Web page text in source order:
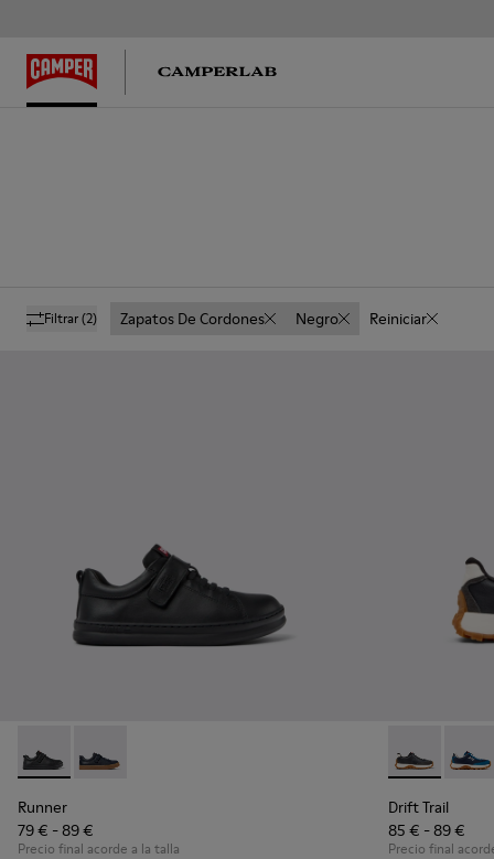
Filtrar(2) Zapatos De Cordones Negro Reiniciar
Runner - K800319-001 - Zapatillas negras de piel y textil
Runner - K800319-006
Runner
79 € - 89 €
Precio final acorde a la talla
Drift Trail -
Drift
Drift Trail
85 € - 89 €
Precio final